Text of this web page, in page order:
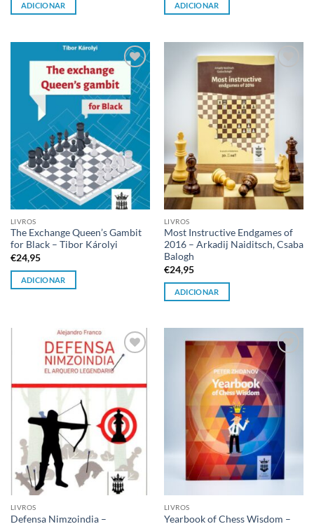
ADICIONAR ADICIONAR
Adicionar
à lista de
desejos
LIVROS
The Exchange Queen’s Gambit
for Black – Tibor Károlyi
€24,95
ADICIONAR
Adicionar
desejos
LIVROS
Most Instructive Endgames of
2016 – Arkadij Naiditsch, Csaba
Balogh
€24,95
ADICIONAR
Adicionar
à lista de
desejos
LIVROS
Defensa Nimzoindia –
Adicionar
à lista de
desejos
LIVROS
Yearbook of Chess Wisdom –